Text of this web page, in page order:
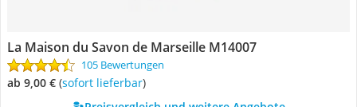
La Maison du Savon de Marseille M14007
105 Bewertungen
ab 9,00 € ( Sofort lieferbar)